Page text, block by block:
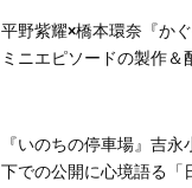
平野紫耀×橋本環奈『か
ミニエピソードの製作＆
『いのちの停車場』吉
下での公開に心境語る「